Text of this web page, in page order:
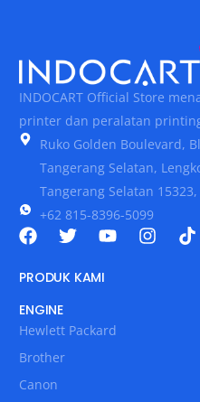
INDOCART Official Store
printer dan peralatan
Ruko Golden Boulevard,
Tangerang Selatan,
Tangerang Selatan
+62 815-8396-5099
PRODUK KAMI
ENGINE
Hewlett Packard
Brother
Canon